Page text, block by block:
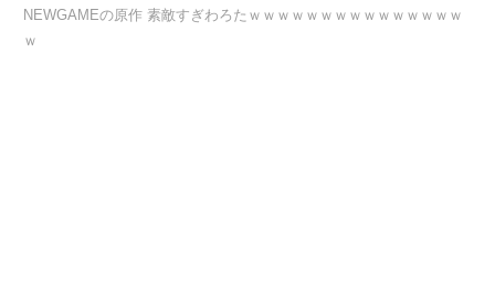
NEWGAMEの原作 素敵すぎわろたｗｗｗｗｗｗｗｗｗｗｗｗｗｗｗ
ｗ